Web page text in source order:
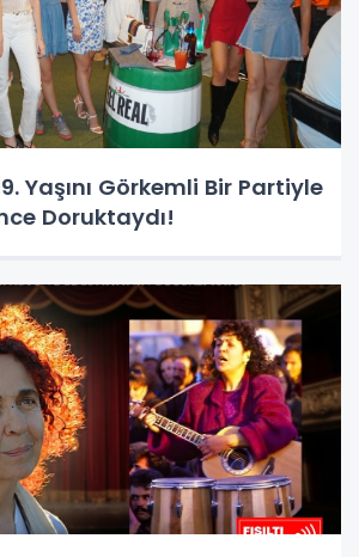
Yaşını Görkemli Bir Partiyle
Doruktaydı!